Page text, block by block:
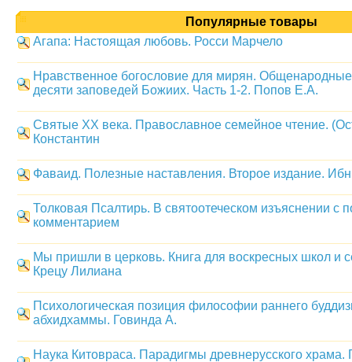
Популярные товары
Агапа: Настоящая любовь. Росси Марчело
Нравственное богословие для мирян.
десяти заповедей Божиих. Часть 1-2. Попов Е.А.
Святые ХХ века. Православное семейное чтение.
Константин
Фаваид. Полезные наставления. Второе издание.
Толковая Псалтирь. В святоотеческом изъяснении с
комментарием
Мы пришли в церковь. Книга для воскресных школ и
Крецу Лилиана
Психологическая позиция философии раннего
абхидхаммы. Говинда А.
Наука Китовраса. Парадигмы древнерусского храма.